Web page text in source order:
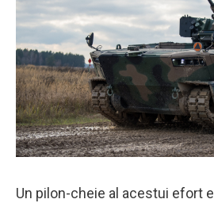
Un pilon-cheie al acestui efort